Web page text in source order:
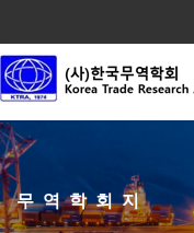
무역학회지